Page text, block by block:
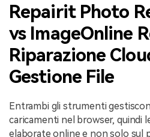
Repairit Photo
vs ImageOnline
Riparazione
Gestione File
Entrambi gli strumenti
caricamenti nel browser, quindi
elaborate online e non solo sul